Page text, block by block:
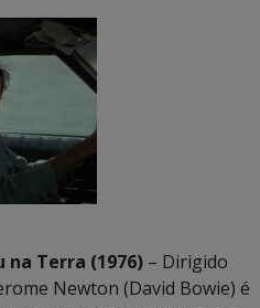
na Terra (1976) – Dirigido
Newton (David Bowie) é